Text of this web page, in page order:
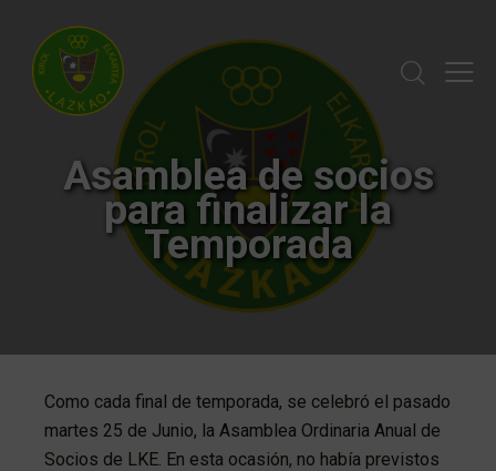
Asamblea de socios
para finalizar la
Temporada
Como cada final de temporada, se celebró el pasado
martes 25 de Junio, la Asamblea Ordinaria Anual de
Socios de LKE. En esta ocasión, no había previstos